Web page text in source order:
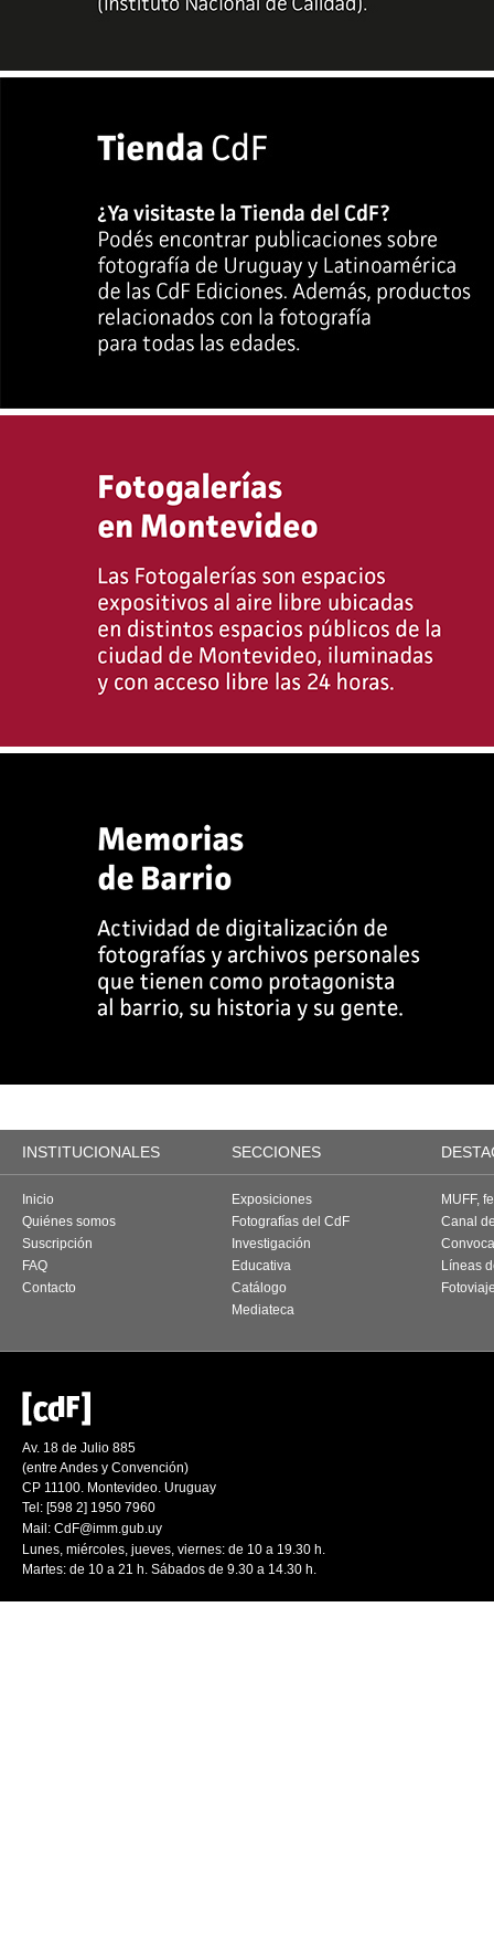
INSTITUCIONALES SECCIONES
Inicio
Quiénes somos
Suscripción
FAQ
Contacto
Exposiciones
Fotografías del CdF
Investigación
Educativa
Catálogo
Mediateca
MUFF,
Canal
Líneas
Av. 18 de Julio 885
(entre Andes y Convención)
CP 11100. Montevideo. Uruguay
Tel: [598 2] 1950 7960
Mail: CdF@imm.gub.uy
Lunes, miércoles, jueves, viernes: de 10 a 19.30 h.
Martes: de 10 a 21 h. Sábados de 9.30 a 14.30 h.